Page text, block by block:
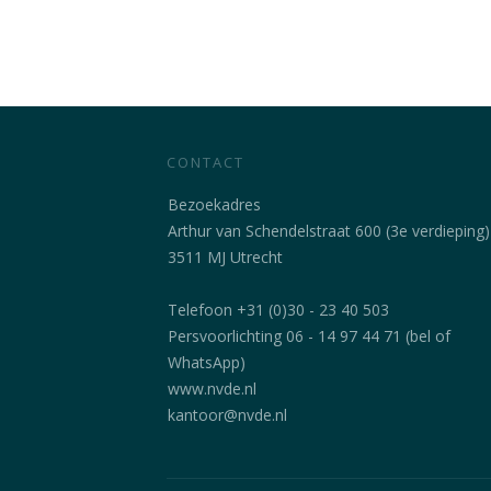
CONTACT
Bezoekadres
Arthur van Schendelstraat 600 (3e verdieping)
3511 MJ Utrecht
Telefoon +31 (0)30 - 23 40 503
Persvoorlichting 06 - 14 97 44 71 (bel of
WhatsApp)
www.nvde.nl
kantoor@nvde.nl